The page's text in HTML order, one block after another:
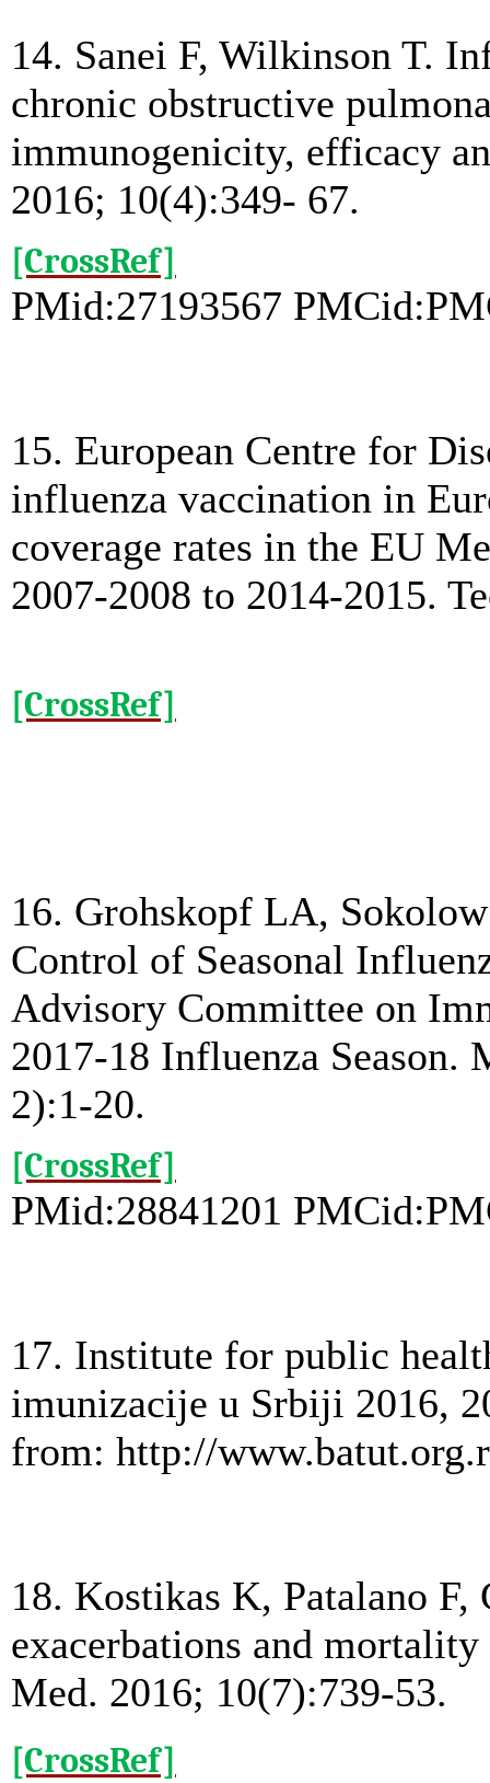
14. Sanei F, Wilkinson T.
chronic obstructive
immunogenicity, efficacy
2016; 10(4):349- 67.
[CrossRef]
PMid:27193567
15. European Centre for
influenza vaccination in
coverage rates in the EU
2007-2008 to 2014-2015.
[CrossRef]
16. Grohskopf LA,
Control of Seasonal
Advisory Committee on
2017-18 Influenza Season.
2):1-20.
[CrossRef]
PMid:28841201
17. Institute for public
imunizacije u Srbiji 2016,
from: http://
18. Kostikas K, Patalano
exacerbations and
Med. 2016; 10(7):739-53.
[CrossRef]